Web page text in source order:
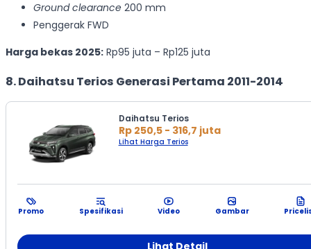
Ground clearance 200 mm
Penggerak FWD
Harga bekas 2025: Rp95 juta – Rp125 juta
8. Daihatsu Terios Generasi Pertama 2011-2014
Daihatsu Terios
Rp 250,5 - 316,7 juta
Lihat Harga Terios
Promo Spesifikasi Video Gambar